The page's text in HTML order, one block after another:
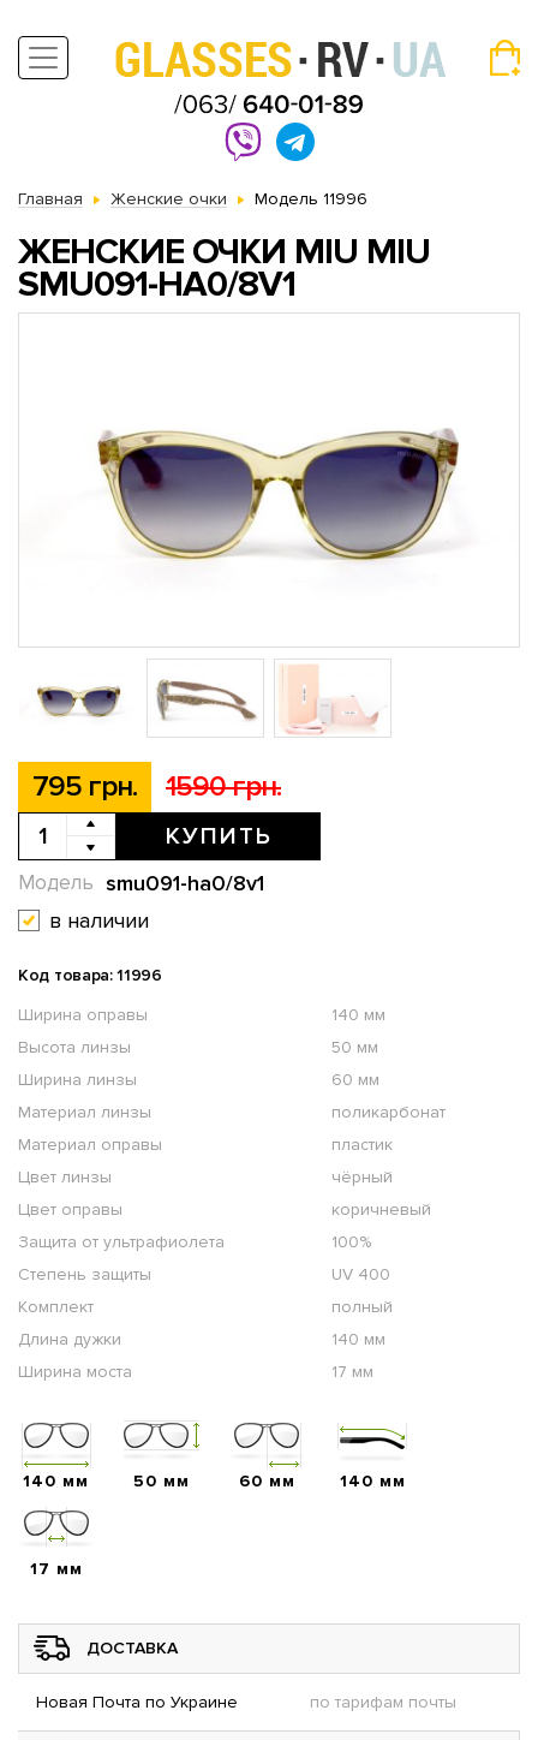
Главная Женские очки Модель 11996
ЖЕНСКИЕ ОЧКИ MIU MIU
SMU091-HA0/8V1
795 грн. 1590 грн.
КУПИТЬ
smu091-ha0/8v1
Модель
в наличии
Код товара: 11996
Ширина оправы
140 мм
Высота линзы
50 мм
Ширина линзы
60 мм
Материал линзы
поликарбонат
Материал оправы
пластик
Цвет линзы
чёрный
Цвет оправы
коричневый
Защита от ультрафиолета
100%
Степень защиты
UV 400
Комплект
полный
Длина дужки
140 мм
Ширина моста
17 мм
140 мм 50 мм 60 мм 140 мм
17 мм
ДОСТАВКА
Новая Почта по Украине по тарифам почты